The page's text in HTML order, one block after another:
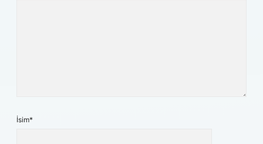
İsim*